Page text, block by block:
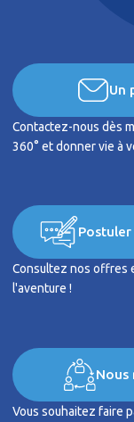
Un
Contactez-nous dès
360° et donner vie à
Postuler
Consultez nos offres
l'aventure !
Nous
Vous souhaitez faire